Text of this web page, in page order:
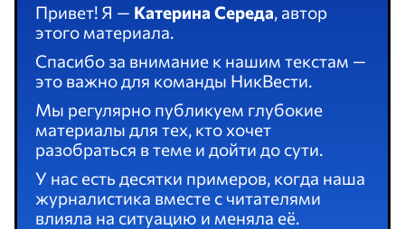
Привет! Я — Катерина Середа, автор
этого материала.
Спасибо за внимание к нашим текстам —
это важно для команды НикВести.
Мы регулярно публикуем глубокие
материалы для тех, кто хочет
разобраться в теме и дойти до сути.
У нас есть десятки примеров, когда наша
журналистика вместе с читателями
влияла на ситуацию и меняла её.